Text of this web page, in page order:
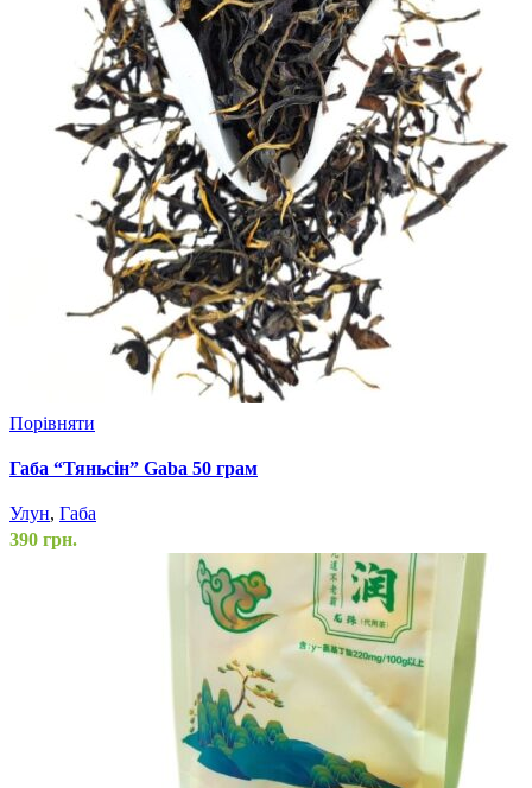
Порівняти
Габа “Тяньсін” Gaba 50 грам
Улун, Габа
390 грн.